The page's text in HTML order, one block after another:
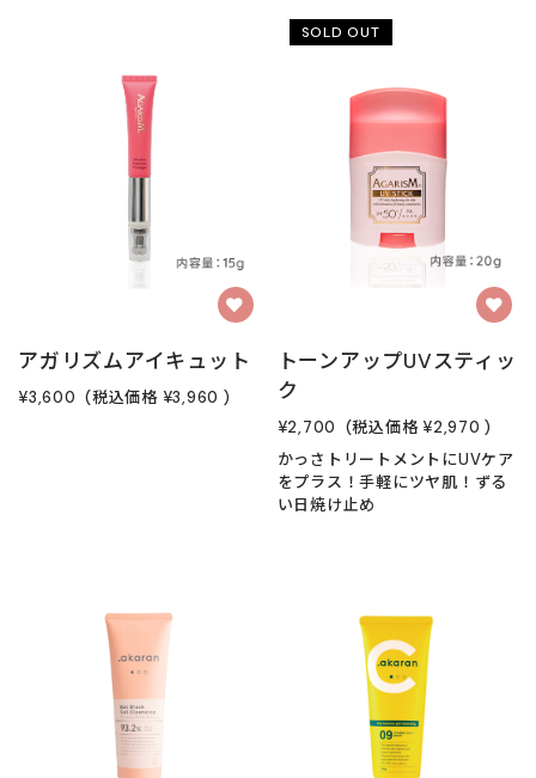
アガリズムアイキュット
¥3,600 (税込価格 ¥3,960 )
SOLD OUT
トーンアップUVスティッ
ク
¥2,700 (税込価格 ¥2,970 )
かっさトリートメントにUVケア
をプラス！手軽にツヤ肌！ずる
い日焼け止め